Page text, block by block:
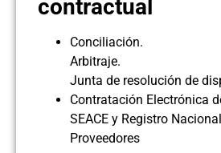
contractual
Conciliación.
Arbitraje.
Junta de resolución de
Contratación Electrónica
SEACE y Registro
Proveedores